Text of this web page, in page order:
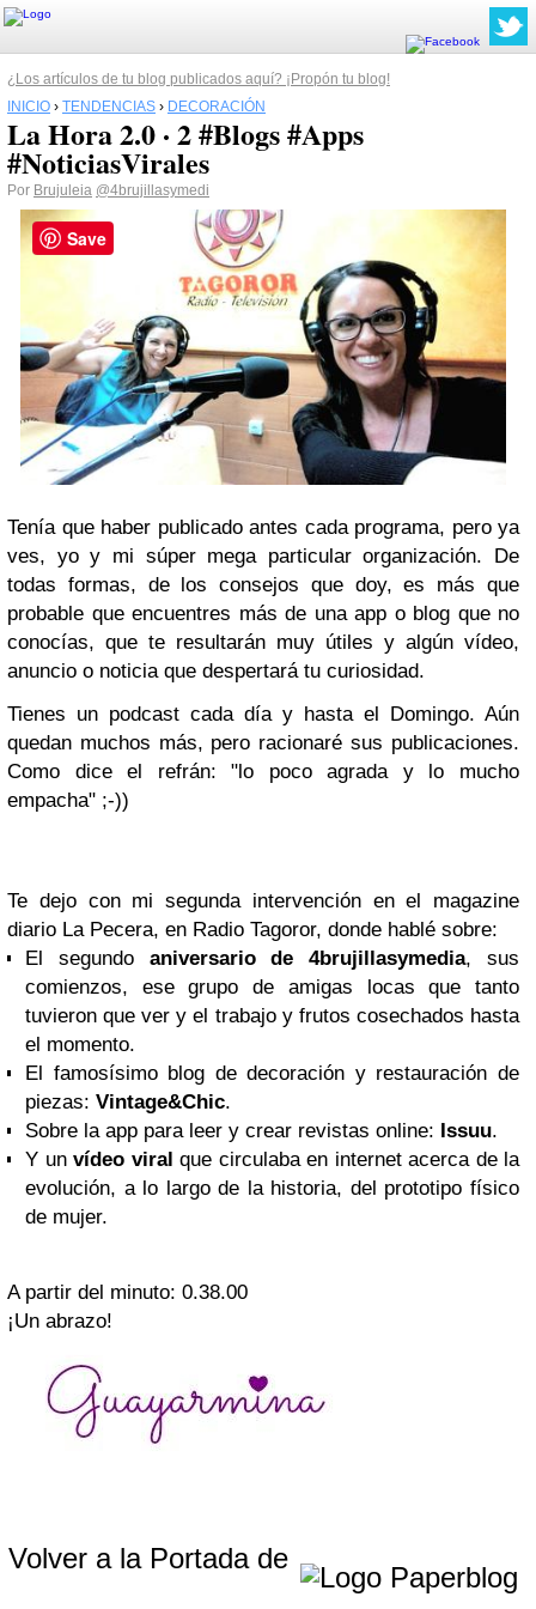
¿Los artículos de tu blog publicados aquí? ¡Propón tu blog!
INICIO › TENDENCIAS › DECORACIÓN
La Hora 2.0 · 2 #Blogs #Apps
#NoticiasVirales
Por Brujuleia @4brujillasymedi
Tenía que haber publicado antes cada programa, pero ya
ves, yo y mi súper mega particular organización. De
todas formas, de los consejos que doy, es más que
probable que encuentres más de una app o blog que no
conocías, que te resultarán muy útiles y algún vídeo,
anuncio o noticia que despertará tu curiosidad.
Tienes un podcast cada día y hasta el Domingo. Aún
quedan muchos más, pero racionaré sus publicaciones.
Como dice el refrán: "lo poco agrada y lo mucho
empacha" ;-))
Te dejo con mi segunda intervención en el magazine
diario La Pecera, en Radio Tagoror, donde hablé sobre:
El segundo aniversario de 4brujillasymedia, sus
comienzos, ese grupo de amigas locas que tanto
tuvieron que ver y el trabajo y frutos cosechados hasta
el momento.
El famosísimo blog de decoración y restauración de
piezas: Vintage&Chic.
Sobre la app para leer y crear revistas online: Issuu.
Y un vídeo viral que circulaba en internet acerca de la
evolución, a lo largo de la historia, del prototipo físico
de mujer.
A partir del minuto: 0.38.00
¡Un abrazo!
Volver a la Portada de
Save